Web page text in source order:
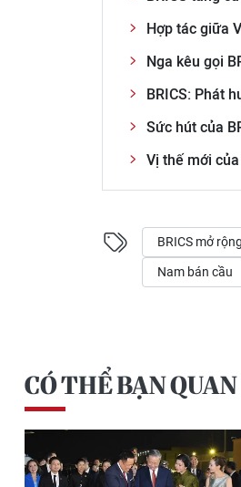
Hợp tác giữa
Nga kêu gọi
BRICS: Phát
Sức hút của
Vị thế mới của
BRICS mở rộng
Nam bán cầu
CÓ THỂ BẠN